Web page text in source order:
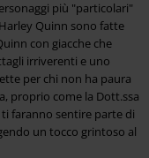
più "particolari"
Quinn sono fatte
con giacche che
irriverenti e uno
per chi non ha paura
proprio come la Dott.ssa
ti faranno sentire parte di
un tocco grintoso al